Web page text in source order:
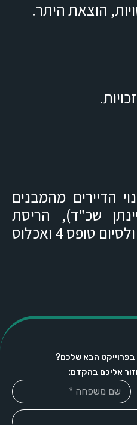
הוצאת היתר.
הדיירים מהמבנים
שכ"ד), הריסת
המתחם ובניה חדשה ולסיום טופס 4 ואכלוס
בפרוייקט הבא שלכם?
אליכם בהקדם: